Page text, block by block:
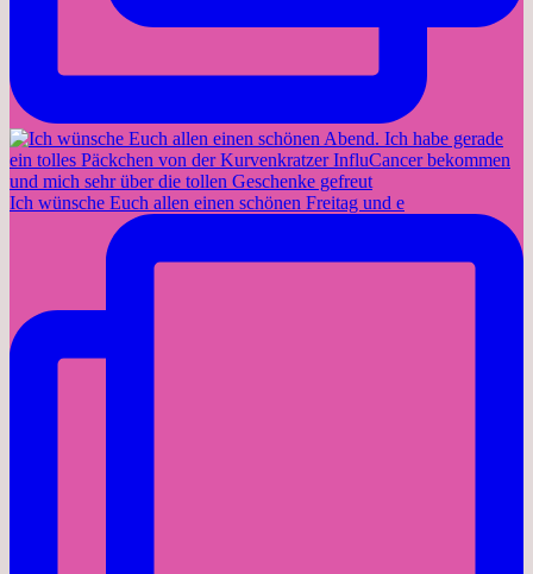
Ich wünsche Euch allen einen schönen Freitag und e